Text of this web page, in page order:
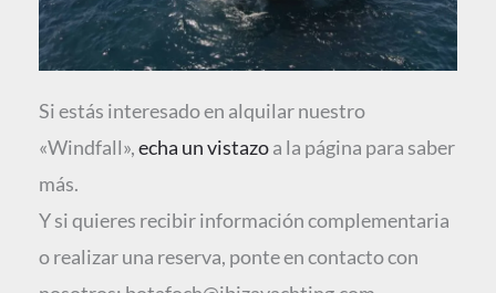
Si estás interesado en alquilar nuestro
«Windfall»,echa un vistazoa la página para saber
más.
Y si quieres recibir información complementaria
o realizar una reserva, ponte en contacto con